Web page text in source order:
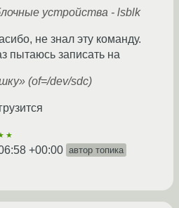
устройства - lsblk
не знал эту команду.
пытаюсь записать на
(of=/dev/sdc)
+00:00 автор топика